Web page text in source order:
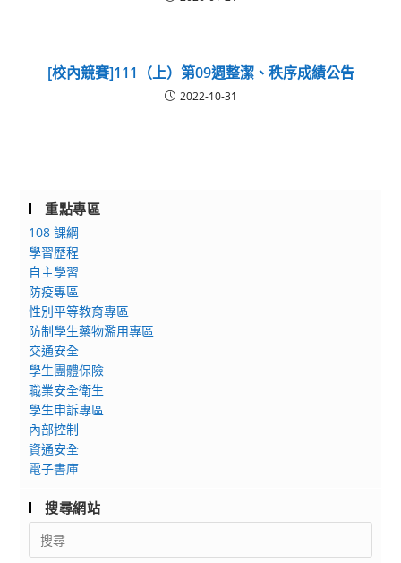
[校內競賽]111（上）第09週整潔、秩序成績公告
2022-10-31
重點專區
108 課綱
學習歷程
自主學習
防疫專區
性別平等教育專區
防制學生藥物濫用專區
交通安全
學生團體保險
職業安全衛生
學生申訴專區
內部控制
資通安全
電子書庫
搜尋網站
Search
for: